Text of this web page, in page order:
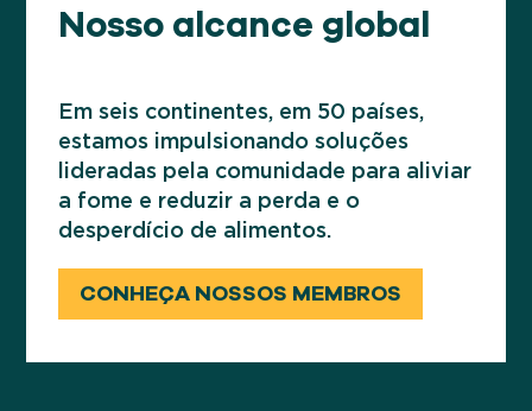
programas de recuperação agrícola
Nosso alcance global
Em seis continentes, em 50 países,
estamos impulsionando soluções
lideradas pela comunidade para aliviar
a fome e reduzir a perda e o
desperdício de alimentos.
CONHEÇA NOSSOS MEMBROS